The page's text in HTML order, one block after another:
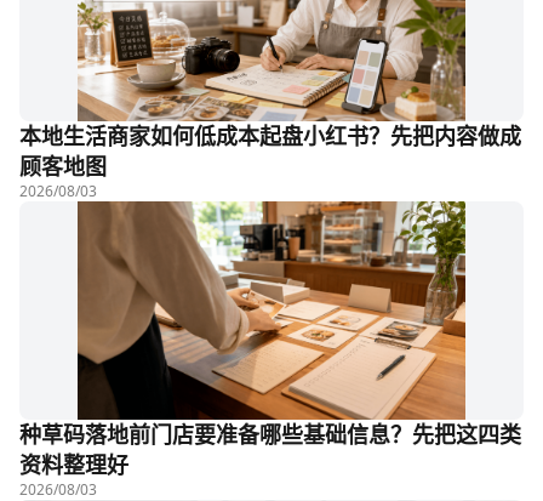
本地生活商家如何低成本起盘小红书？先把内容做成
顾客地图
2026/08/03
种草码落地前门店要准备哪些基础信息？先把这四类
资料整理好
2026/08/03